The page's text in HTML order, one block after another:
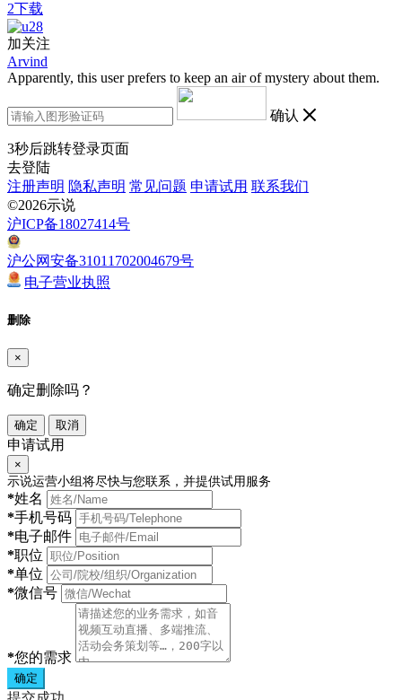
2下载
加关注
Arvind
Apparently, this user prefers to keep an air of mystery about them.
确认
3秒后跳转登录页面
去登陆
注册声明 隐私声明 常见问题 申请试用 联系我们
©2026示说
沪ICP备18027414号
沪公网安备31011702004679号
电子营业执照
删除
×
确定删除吗？
确定 取消
申请试用
×
示说运营小组将尽快与您联系，并提供试用服务
*姓名
*手机号码
*电子邮件
*职位
*单位
*微信号
*您的需求
确定